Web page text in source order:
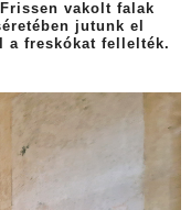
vakolt falak
jutunk el
a freskókat fellelték.